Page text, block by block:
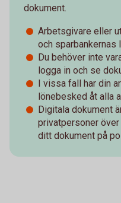
dokument.
Arbetsgivare eller
och sparbankernas
Du behöver inte
logga in och se
I vissa fall har din
lönebesked åt alla
Digitala dokument
privatpersoner över
ditt dokument på